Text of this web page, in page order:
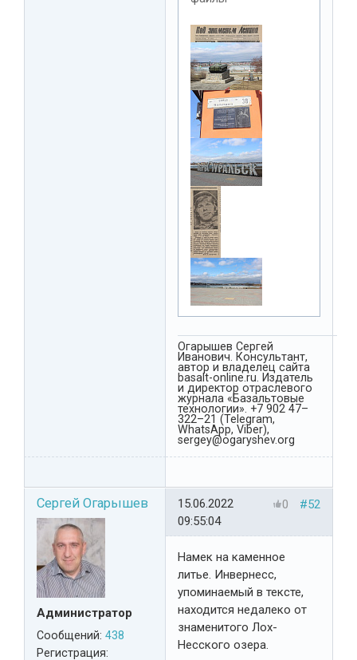
Огарышев Сергей
Иванович. Консультант,
автор и владелец сайта
basalt-online.ru. Издатель
и директор отраслевого
журнала «Базальтовые
технологии». +7 902 47–
322–21 (Telegram,
WhatsApp, Viber),
sergey@ogaryshev.org
Сергей Огарышев
Администратор
Сообщений: 438
Регистрация:
#52
0
15.06.2022
09:55:04
Намек на каменное
литье. Инвернесс,
упоминаемый в тексте,
находится недалеко от
знаменитого Лох-
Несского озера.